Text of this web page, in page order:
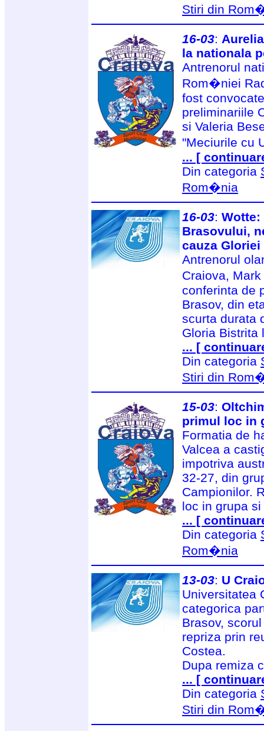
Stiri din
16-03:
la nationala
Antrenorul
Rom�niei
fost
preliminariile
si Valeria
"Meciurile cu
... [
Din categoria
Rom�nia
16-03:
Brasovului,
cauza
Antrenorul
Craiova,
conferinta de
Brasov, din
scurta durata
Gloria Bistrita
... [
Din categoria
Stiri din
15-03:
primul loc in
Formatia de
Valcea a
impotriva
32-27, din
Campionilor.
loc in grupa
... [
Din categoria
Rom�nia
13-03: U
Universitatea
categorica
Brasov,
repriza prin
Costea.
Dupa remiza
... [
Din categoria
Stiri din